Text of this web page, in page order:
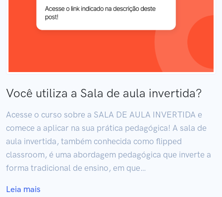
Você utiliza a Sala de aula invertida?
Acesse o curso sobre a SALA DE AULA INVERTIDA e
comece a aplicar na sua prática pedagógica! A sala de
aula invertida, também conhecida como flipped
classroom, é uma abordagem pedagógica que inverte a
forma tradicional de ensino, em que…
Leia mais